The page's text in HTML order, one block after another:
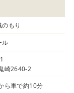
もり
ル
崎2640-2
ら車で約10分